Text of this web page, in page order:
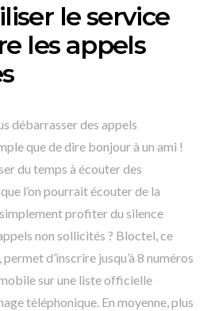
le service
les appels
débarrasser des appels
que de dire bonjour à un ami !
du temps à écouter des
l’on pourrait écouter de la
profiter du silence
non sollicités ? Bloctel, ce
d’inscrire jusqu’à 8 numéros
sur une liste officielle
téléphonique. En moyenne, plus